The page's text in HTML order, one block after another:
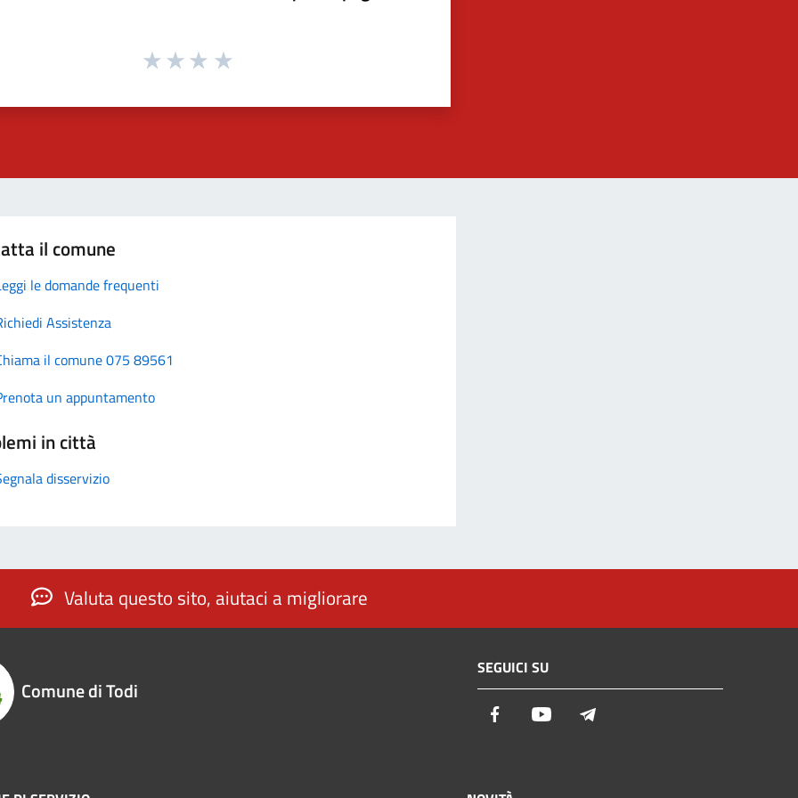
il comune
le domande frequenti
Assistenza
il comune 075 89561
un appuntamento
in città
disservizio
Valuta questo sito, aiutaci a migliorare
Comune di Todi
SEGUICI SU
Facebook Youtube